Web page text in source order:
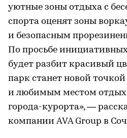
уютные зоны отдыха с
спорта оценят зоны
и безопасным
По просьбе
будет разбит красивый
парк станет новой
и любимым местом
города-курорта», —
компании AVA Group в